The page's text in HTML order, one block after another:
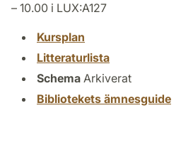
– 10.00 i LUX:A127
Kursplan
Litteraturlista
Schema Arkiverat
Bibliotekets ämnesguide